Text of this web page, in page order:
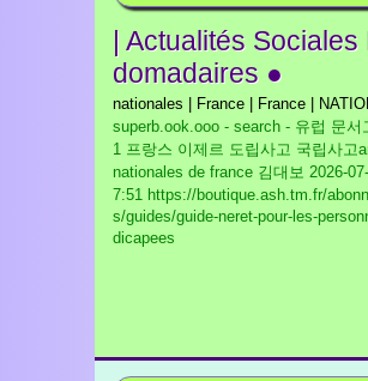
| Actualités Sociales
domadaires ●
nationales | France | France |
superb.ook.ooo - search - 유럽 문서
1 프랑스 이제르 도립사고 국립사고
nationales de france 김대보 2026-
7:51 https://boutique.ash.tm.fr/
s/guides/guide-neret-pour-les-
dicapees